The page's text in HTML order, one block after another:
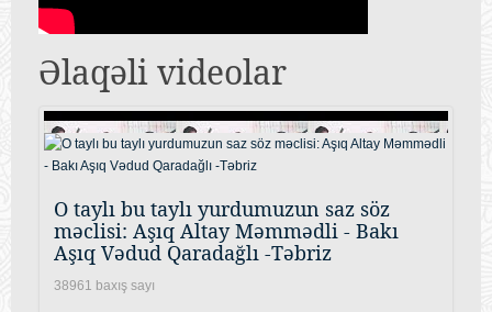
Əlaqəli videolar
O taylı bu taylı yurdumuzun saz söz
məclisi: Aşıq Altay Məmmədli - Bakı
Aşıq Vədud Qaradağlı -Təbriz
38961 baxış sayı